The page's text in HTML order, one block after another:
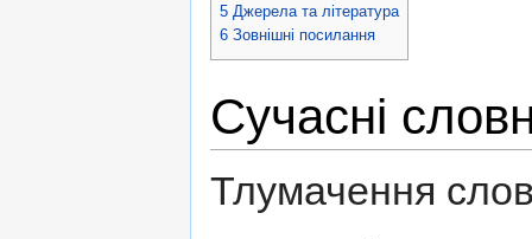
5 Джерела та література
6 Зовнішні посилання
Сучасні
Тлумачення